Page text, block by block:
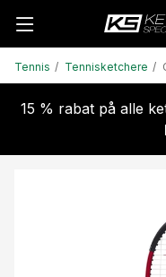
Tennis Tennisketchere
15 % rabat på alle